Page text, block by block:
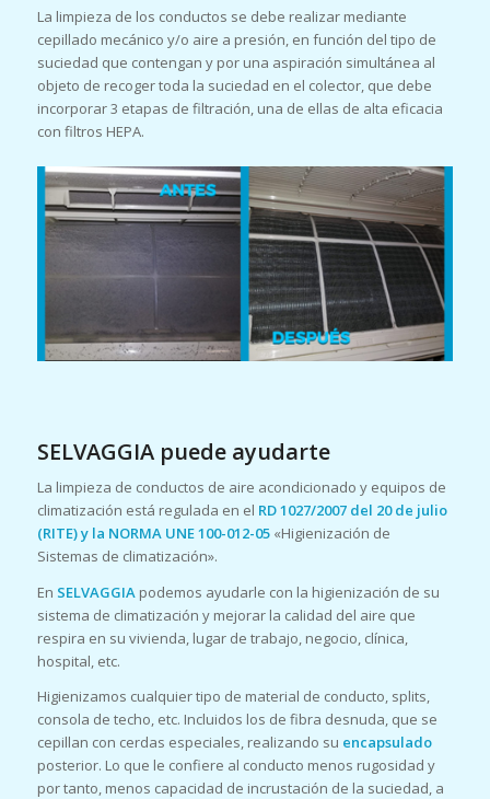
La limpieza de los conductos se debe realizar mediante
cepillado mecánico y/o aire a presión, en función del tipo de
suciedad que contengan y por una aspiración simultánea al
objeto de recoger toda la suciedad en el colector, que debe
incorporar 3 etapas de filtración, una de ellas de alta eficacia
con filtros HEPA.
SELVAGGIA puede ayudarte
La limpieza de conductos de aire acondicionado y equipos de
climatización está regulada en el RD 1027/2007 del 20 de julio
(RITE) y la NORMA UNE 100-012-05«Higienización de
Sistemas de climatización».
En SELVAGGIA podemos ayudarle con la higienización de su
sistema de climatización y mejorar la calidad del aire que
respira en su vivienda, lugar de trabajo, negocio, clínica,
hospital, etc.
Higienizamos cualquier tipo de material de conducto, splits,
consola de techo, etc. Incluidos los de fibra desnuda, que se
cepillan con cerdas especiales, realizando su encapsulado
posterior. Lo que le confiere al conducto menos rugosidad y
por tanto, menos capacidad de incrustación de la suciedad, a